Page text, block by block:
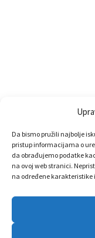
Da bismo pružili najbolje
pristup informacijama o
da obrađujemo podatke
na ovoj web stranici.
na određene karakteristike